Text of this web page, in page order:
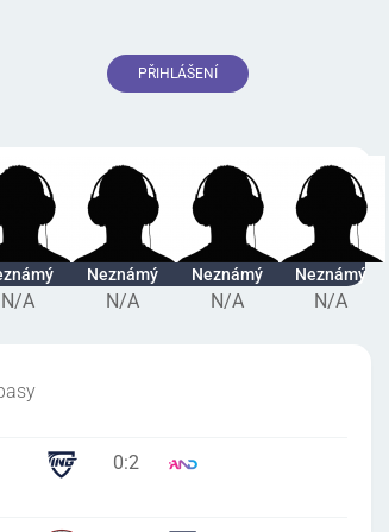
PŘIHLÁŠENÍ
N/A
Neznámý
N/A
Neznámý
N/A
Neznámý
N/A
0:2